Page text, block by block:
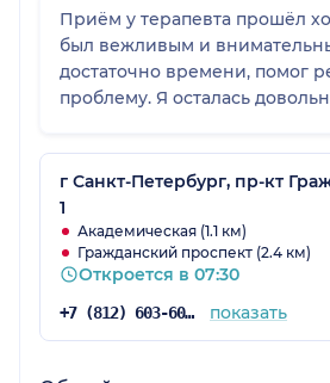
Приём у терапевта прошёл
был вежливым и
достаточно времени, помог
проблему. Я осталась
г Санкт-Петербург, пр-кт
1
Академическая (1.1 км)
Гражданский проспект (2.4 км)
Откроется в 07:30
+7 (812) 603-60-42 показать